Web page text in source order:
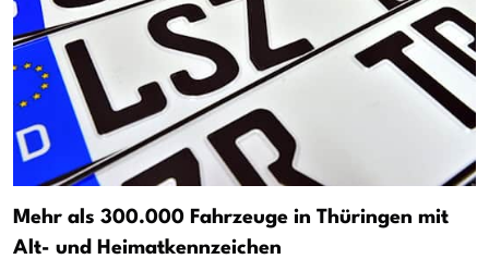
Mehr als 300.000 Fahrzeuge in Thüringen mit
Alt- und Heimatkennzeichen